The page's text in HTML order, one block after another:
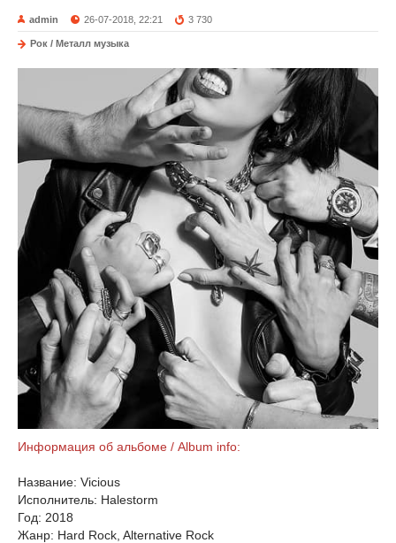
admin 26-07-2018, 22:21 3 730
Рок / Металл музыка
Информация об альбоме / Album info:
Название: Vicious
Исполнитель: Halestorm
Год: 2018
Жанр: Hard Rock, Alternative Rock